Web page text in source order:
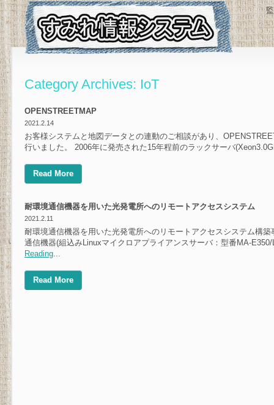
Category Archives: IoT
OPENSTREETMAP
2021.2.14
お客様システムと地図データとの連動のご相談があり、
行いました。 2006年に発売された15年程前のラックサーバ
Read More
耐環境通信機器を用いた光発電所へのリモートアクセスシステム
2021.2.11
耐環境通信機器を用いた光発電所へのリモートアクセスシステム構
通信機器(組込みLinuxマイクロアプライアンスサーバ：型番MA-
Reading...
Read More